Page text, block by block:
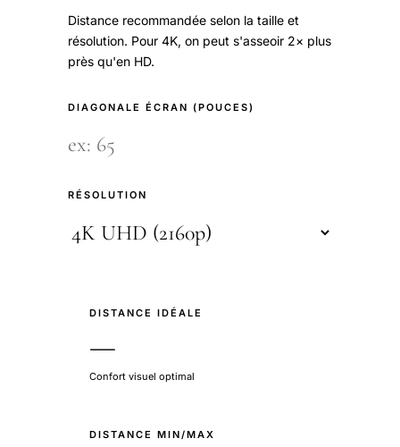
Distance recommandée selon la taille et
résolution. Pour 4K, on peut s'asseoir 2× plus
près qu'en HD.
DIAGONALE ÉCRAN (POUCES)
RÉSOLUTION
DISTANCE IDÉALE
—
Confort visuel optimal
DISTANCE MIN/MAX